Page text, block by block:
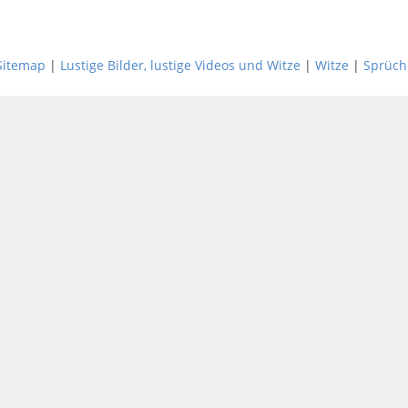
| Lustige Bilder, lustige Videos und Witze | Witze |